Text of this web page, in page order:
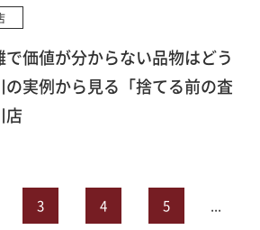
価値が分からない品物はどう
実例から見る「捨てる前の査
店
3 4 5 ...